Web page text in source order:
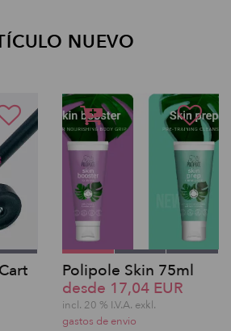
NUEVO
Polipole Skin 75ml
desde 17,04 EUR
incl. 20 % I.V.A. exkl.
gastos de envio